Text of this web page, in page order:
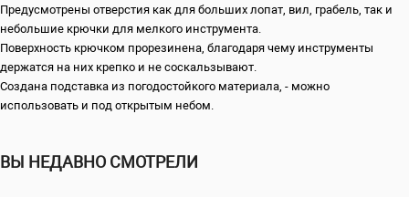
Предусмотрены отверстия как для больших лопат, вил, грабель, так и
небольшие крючки для мелкого инструмента.
Поверхность крючком прорезинена, благодаря чему инструменты
держатся на них крепко и не соскальзывают.
Создана подставка из погодостойкого материала, - можно
использовать и под открытым небом.
ВЫ НЕДАВНО СМОТРЕЛИ